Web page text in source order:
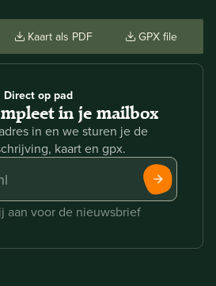
Kaart als PDF GPX file
Direct op pad
in je mailbox
in en we sturen je de
kaart en gpx.
aan voor de nieuwsbrief